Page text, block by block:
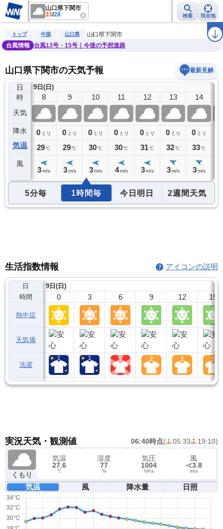
山口県下関市
33/28 検索 現在地
雨雲レーダー 台風情報 地震情報 ラ
トップ 中国 山口県
山口県下関市
台風情報
台風13号・15号｜今後の予想進路
山口県下関市の天気予報 最新見解
日
時
天気
降水
気温
風
9日(日)
7
0ミリ
28℃
8
0 ミリ
29℃
3 m/s
9
0 ミリ
29℃
3 m/s
10
0 ミリ
30℃
3 m/s
11
0 ミリ
30℃
4 m/s
12
0 ミリ
31℃
3 m/s
13
0 ミリ
32℃
3 m/s
14
0 ミリ
33℃
3 m/s
5分毎 1時間毎 今日明日 2週間天気
生活指数情報 アイコンの説明
日
時間
熱中症
天気痛
洗濯
9日(日)
0 3 6 9 12 15
実況天気・観測値 06:40時点( 05:33 19:10)
くもり
気温
27.6
℃
湿度
77
%
気圧
1004
hPa
風
3.8
m/s
気温 風 降水量 日照